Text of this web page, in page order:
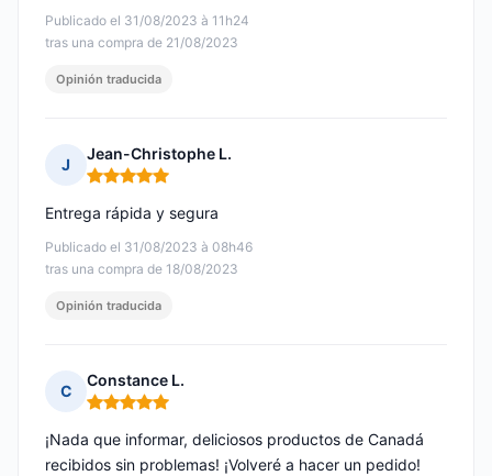
Publicado el 31/08/2023 à 11h24
tras una compra de 21/08/2023
Opinión traducida
J
Jean-Christophe L.
Nota: 5 de 5
Publicado el 31/08/2023 à 08h46
tras una compra de 18/08/2023
Entrega rápida y segura
Opinión traducida
C
Constance L.
Nota: 5 de 5
¡Nada que informar, deliciosos productos de Canadá
recibidos sin problemas! ¡Volveré a hacer un pedido!